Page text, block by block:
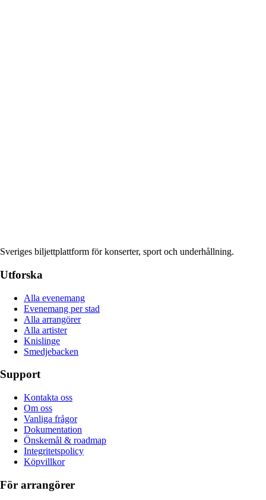
Sveriges biljettplattform för konserter, sport och underhållning.
Utforska
Alla evenemang
Evenemang per stad
Alla arrangörer
Alla artister
Knislinge
Smedjebacken
Support
Kontakta oss
Om oss
Vanliga frågor
Dokumentation
Önskemål & roadmap
Integritetspolicy
Köpvillkor
För arrangörer